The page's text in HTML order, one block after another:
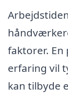
faktorer. En
erfaring vil
kan tilbyde